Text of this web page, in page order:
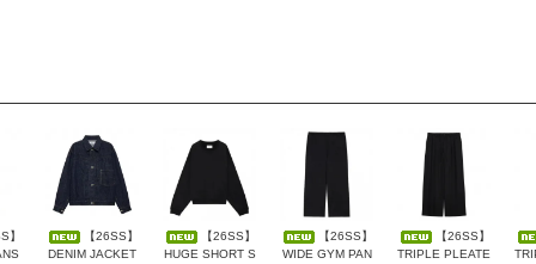
】
【26SS】
DENIM JACKET
【26SS】
HUGE SHORT S
【26SS】
WIDE GYM PAN
【26SS】
TRIPLE PLEATE